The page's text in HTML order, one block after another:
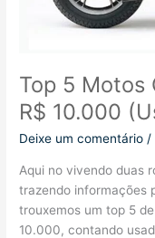
Top 5 Motos
R$ 10.000
Deixe um comentário /
Aqui no vivendo duas
trazendo informações
trouxemos um top 5
10.000, contando